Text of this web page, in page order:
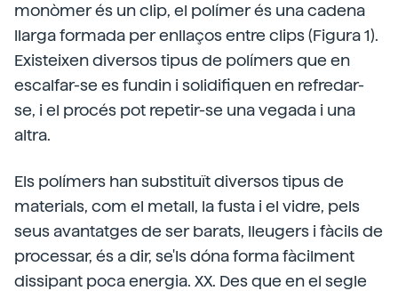
monòmer és un clip, el polímer és una cadena
llarga formada per enllaços entre clips (Figura 1).
Existeixen diversos tipus de polímers que en
escalfar-se es fundin i solidifiquen en refredar-
se, i el procés pot repetir-se una vegada i una
altra.
Els polímers han substituït diversos tipus de
materials, com el metall, la fusta i el vidre, pels
seus avantatges de ser barats, lleugers i fàcils de
processar, és a dir, se'ls dóna forma fàcilment
dissipant poca energia. XX. Des que en el segle